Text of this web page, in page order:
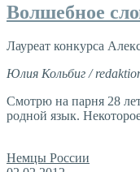
Волшебное
Лауреат конкурса
Юлия Кольбиг /
Смотрю на парня 28
родной язык.
Немцы России